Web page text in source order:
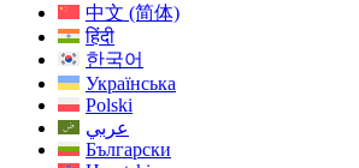
中文 (简体)
हिंदी
한국어
Українська
Polski
عربي
Български